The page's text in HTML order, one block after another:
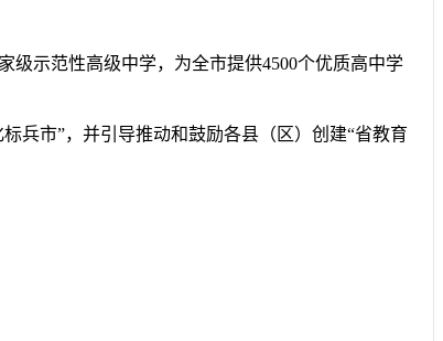
级示范性高级中学，为全市提供4500个优质高中学
兵市”，并引导推动和鼓励各县（区）创建“省教育